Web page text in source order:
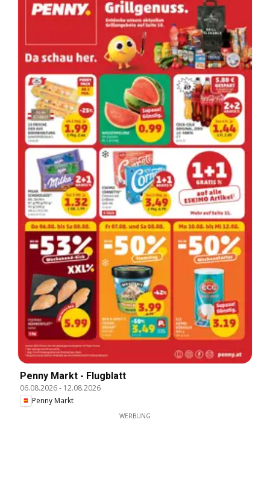
Penny Markt - Flugblatt
06.08.2026- 12.08.2026
Penny Markt
WERBUNG